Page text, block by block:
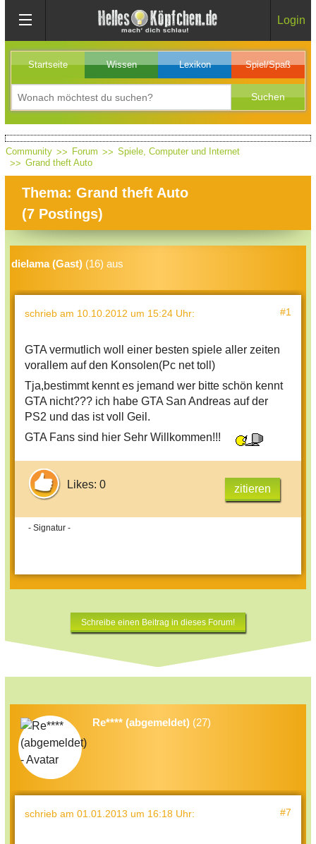
Login
Startseite Wissen Lexikon Spiel/Spaß
Community Forum
Spiele, Computer und Internet
Grand theft Auto
Thema: Grand theft Auto
(7 Postings)
dielama (Gast) (16) aus
schrieb am 10.10.2012 um 15:24 Uhr: #1
GTA vermutlich woll einer besten spiele aller zeiten
vorallem auf den Konsolen(Pc net toll)
Tja,bestimmt kennt es jemand wer bitte schön kennt
GTA nicht??? ich habe GTA San Andreas auf der
PS2 und das ist voll Geil.
GTA Fans sind hier Sehr Willkommen!!!
Likes: 0 zitieren
- Signatur -
Schreibe einen Beitrag in dieses Forum!
Re**** (abgemeldet) (27)
schrieb am 01.01.2013 um 16:18 Uhr: #7